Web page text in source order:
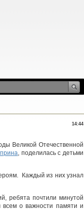
14:44
Великой Отечественной
, поделилась с детьми
Каждый из них узнал
ребята почтили минутой
о важности памяти и